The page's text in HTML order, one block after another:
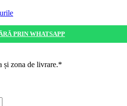
PRIN WHATSAPP
și zona de livrare.*